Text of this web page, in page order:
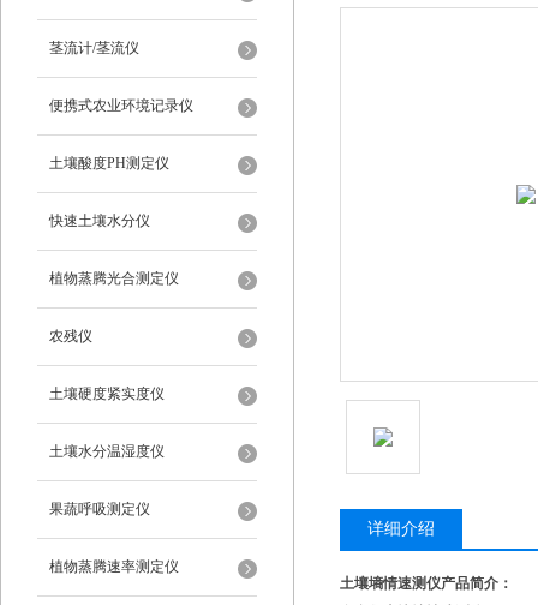
茎流计/茎流仪
便携式农业环境记录仪
土壤酸度PH测定仪
快速土壤水分仪
植物蒸腾光合测定仪
农残仪
土壤硬度紧实度仪
土壤水分温湿度仪
果蔬呼吸测定仪
植物蒸腾速率测定仪
详细介绍
土壤墒情速测仪产品简介：